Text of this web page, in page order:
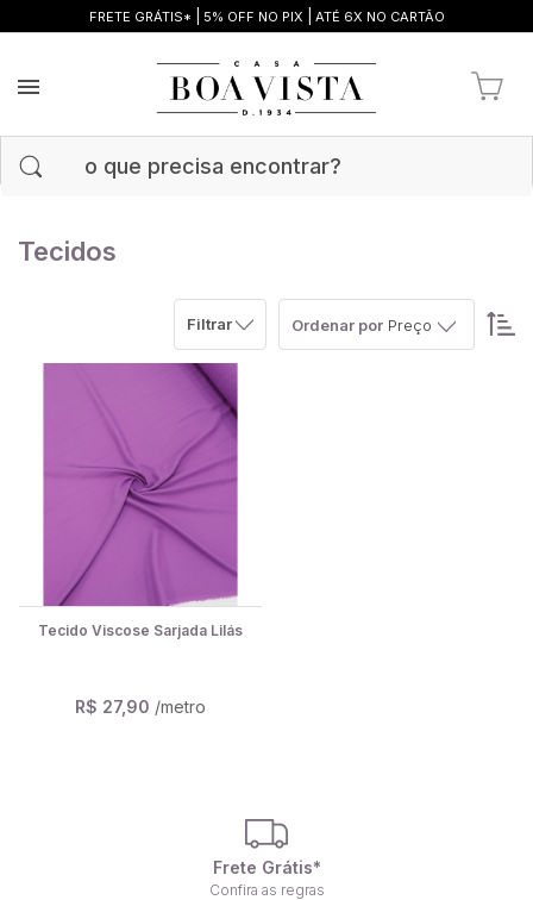
FRETE GRÁTIS* 5% OFF NO PIX ATÉ 6X NO CARTÃO
Tecidos
Filtrar Ordenar por Preço
Tecido Viscose Sarjada Lilás
R$ 27,90 /metro
Frete Grátis*
Confira as regras